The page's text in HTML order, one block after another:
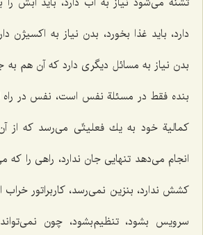
دارد، باید غذا بخورد، بدن نیاز به
بدن نیاز به مسائل دیگری دارد كه آن هم
بنده فقط در مسئلة نفس است، نفس در راه
كمالیة خود به یك فعلیتّی می‌رسد كه از
انجام می‌دهد تنهایی جان ندارد، راهی را كه
كشش ندارد، بنزین نمی‌رسد، كاربراتور خراب
سرویس بشود، تنظیم‌بشود، چون نمی‌تواند